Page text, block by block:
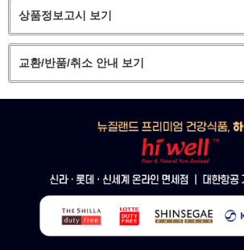
상품정보고시 보기
교환/반품/취소 안내 보기